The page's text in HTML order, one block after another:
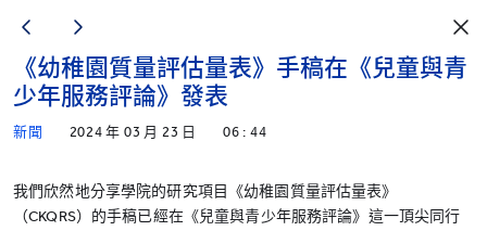
《幼稚園質量評估量表》手稿在《兒童與青
少年服務評論》發表
新聞 2024 年 03 月 23 日 06 : 44
我們欣然地分享學院的研究項目《幼稚園質量評估量表》
（CKQRS）的手稿已經在《兒童與青少年服務評論》這一頂尖同行